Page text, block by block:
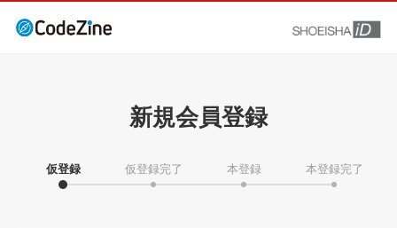
新規会員登録
仮登録 仮登録完了 本登録 本登録完了